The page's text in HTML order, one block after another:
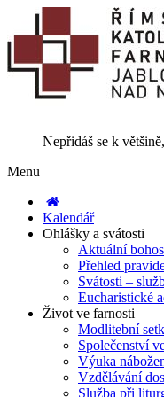
Nepřidáš se k
Menu
Kalendář
Ohlášky a svátosti
Aktuální
Přehled
Svátosti –
Eucharistické
Život ve farnosti
Modlitební
Společenství
Výuka
Vzdělávání
Služba při